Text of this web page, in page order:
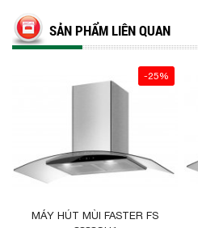
SẢN PHẨM LIÊN QUAN
-25%
MÁY HÚT MÙI FASTER FS